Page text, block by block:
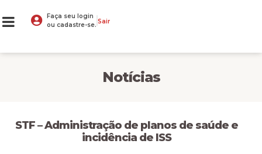
Faça seu login
ou cadastre-se. Sair
Notícias
STF – Administração de planos de saúde e
incidência de ISS